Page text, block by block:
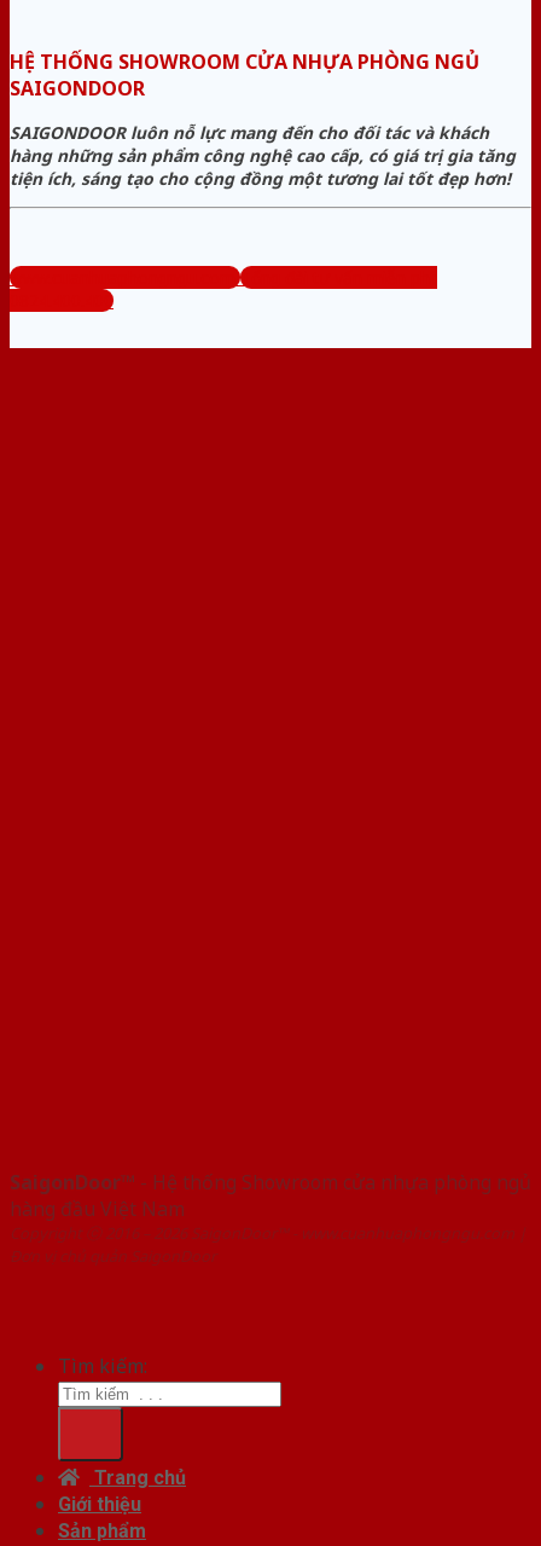
HỆ THỐNG SHOWROOM CỬA NHỰA PHÒNG NGỦ
SAIGONDOOR
SAIGONDOOR luôn nỗ lực mang đến cho đối tác và khách
hàng những sản phẩm công nghệ cao cấp, có giá trị gia tăng
tiện ích, sáng tạo cho cộng đồng một tương lai tốt đẹp hơn!
www.cuanhuaphongngu.com
Tổng đài tư vấn miễn phí:
0824.400.400
SaigonDoor™ - Hệ thống Showroom cửa nhựa phòng ngủ
hàng đầu Việt Nam
Copyright ⓒ 2016 – 2026 SaigonDoor™ - www.cuanhuaphongngu.com |
Đơn vị chủ quản SaigonDoor
Tìm kiếm:
Trang chủ
Giới thiệu
Sản phẩm